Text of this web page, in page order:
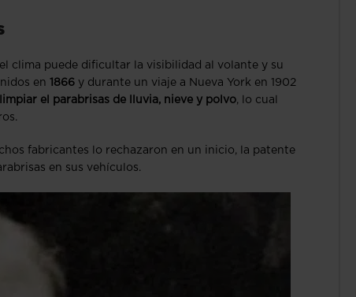
clima puede dificultar la visibilidad al volante y su
en 1866 y durante un viaje a Nueva York en 1902
limpiar el parabrisas de lluvia, nieve y polvo, lo cual
fabricantes lo rechazaron en un inicio, la patente
en sus vehículos.